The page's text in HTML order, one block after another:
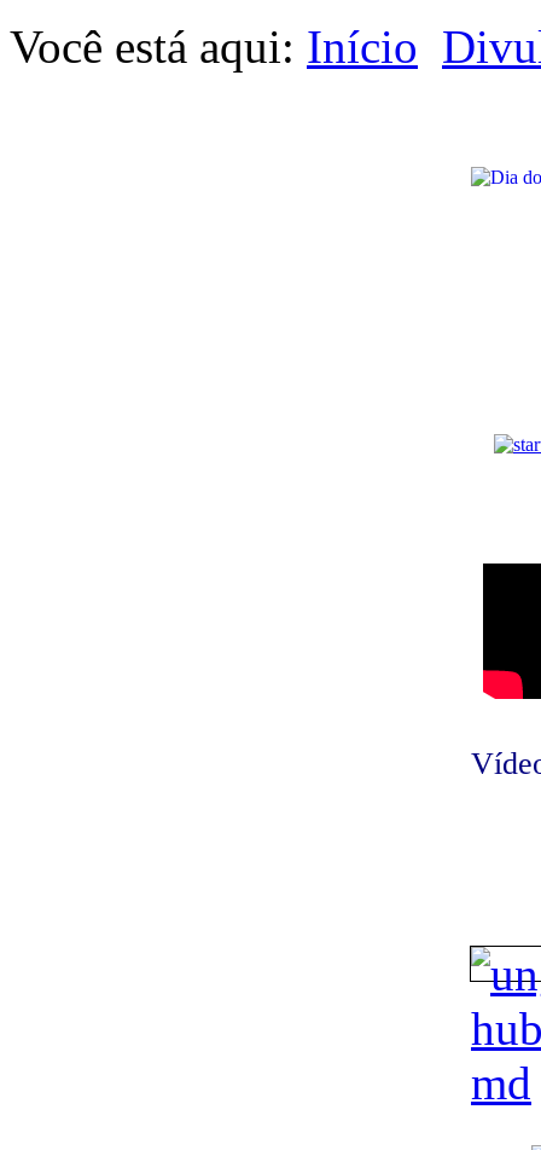
Você está aqui: Início